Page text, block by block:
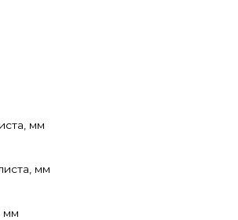
мм
мм
мм